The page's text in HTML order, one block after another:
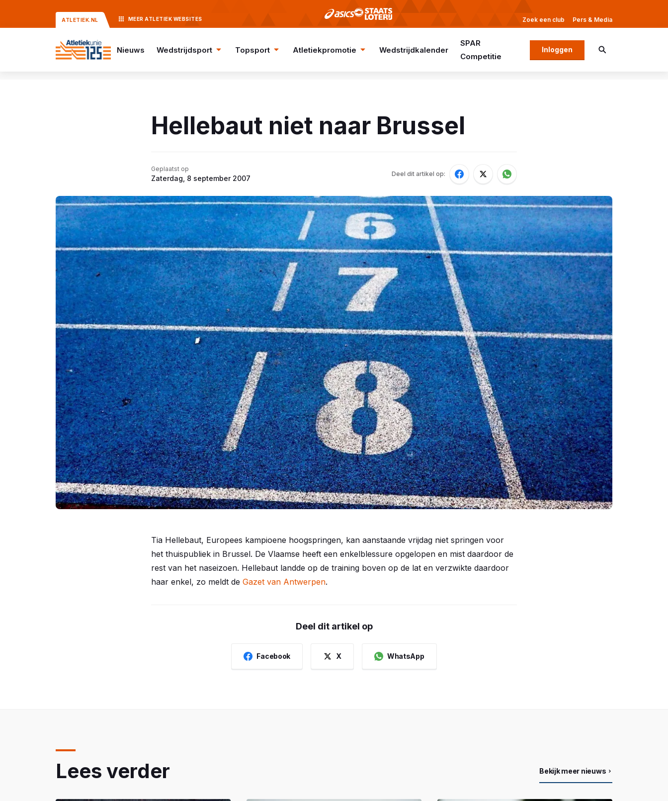
ATLETIEK.NL MEER ATLETIEK WEBSITES Zoek een club Pers & Media
Nieuws Wedstrijdsport Topsport Atletiekpromotie Wedstrijdkalender
SPAR
Competitie
Inloggen
Hellebaut niet naar Brussel
Geplaatst op
Zaterdag, 8 september 2007
Deel dit artikel op:
Tia Hellebaut, Europees kampioene hoogspringen, kan aanstaande vrijdag niet springen voor
het thuispubliek in Brussel. De Vlaamse heeft een enkelblessure opgelopen en mist daardoor de
rest van het naseizoen. Hellebaut landde op de training boven op de lat en verzwikte daardoor
haar enkel, zo meldt de Gazet van Antwerpen.
Deel dit artikel op
Facebook X WhatsApp
Lees verder Bekijk meer nieuws